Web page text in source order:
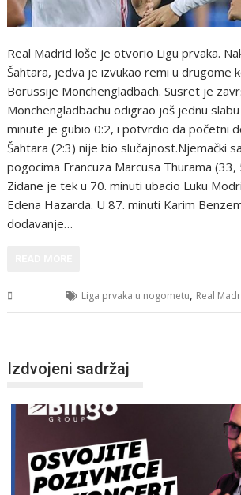
Real Madrid loše je otvorio Ligu prvaka.
Šahtara, jedva je izvukao remi u drugome
Borussije Mönchengladbach. Susret je
Mönchengladbachu odigrao još jednu
minute je gubio 0:2, i potvrdio da početni
Šahtara (2:3) nije bio slučajnost.Njemački
pogocima Francuza Marcusa Thurama (33,
Zidane je tek u 70. minuti ubacio Luku
Edena Hazarda. U 87. minuti Karim
dodavanje…
Liga prvaka u nogometu, Real
Izdvojeni sadržaj